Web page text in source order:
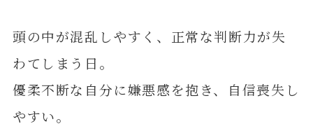
頭の中が混乱しやすく、正常な判断力が失
わてしまう日。
優柔不断な自分に嫌悪感を抱き、自信喪失し
やすい。